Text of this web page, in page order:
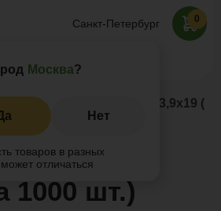
Санкт-Петербург
Москва?
Нет
товаров в разных
отличаться
Заказать звонок
0
Саморезы 3,9х19
3,9х19 мм
1000 шт.)